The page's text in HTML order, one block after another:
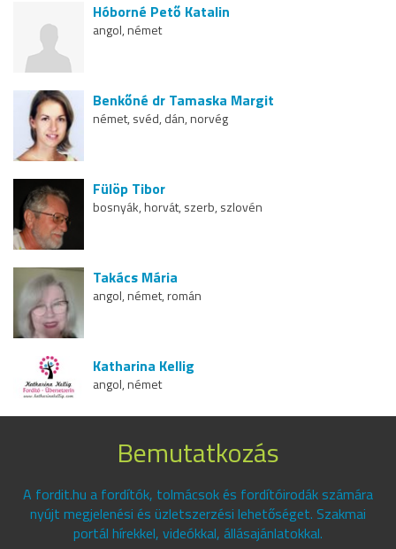
Hóborné Pető Katalin
angol, német
Benkőné dr Tamaska Margit
német, svéd, dán, norvég
Fülöp Tibor
bosnyák, horvát, szerb, szlovén
Takács Mária
angol, német, román
Katharina Kellig
angol, német
Bemutatkozás
A fordit.hu a fordítók, tolmácsok és fordítóirodák számára
nyújt megjelenési és üzletszerzési lehetőséget. Szakmai
portál hírekkel, videókkal, állásajánlatokkal.